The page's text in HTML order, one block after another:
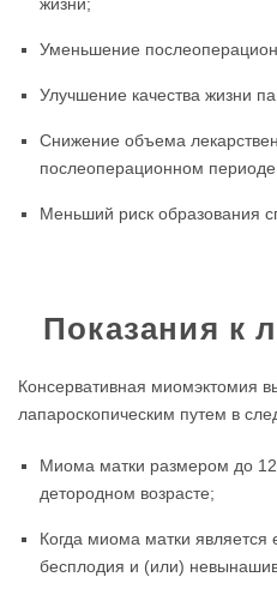
Уменьшение
Улучшение качества жизни
Снижение объема
послеоперационном
Меньший риск образования
Показания к
Консервативная миомэктомия
лапароскопическим путем в
Миома матки размером до
детородном возрасте;
Когда миома матки является
бесплодия и (или)